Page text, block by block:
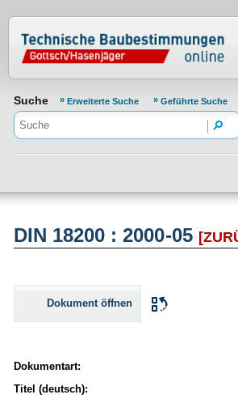
Normenportal
Suche Erweiterte Suche Geführte Suche
DIN 18200 : 2000-05
Dokument öffnen
Dokumentart:
Titel (deutsch):